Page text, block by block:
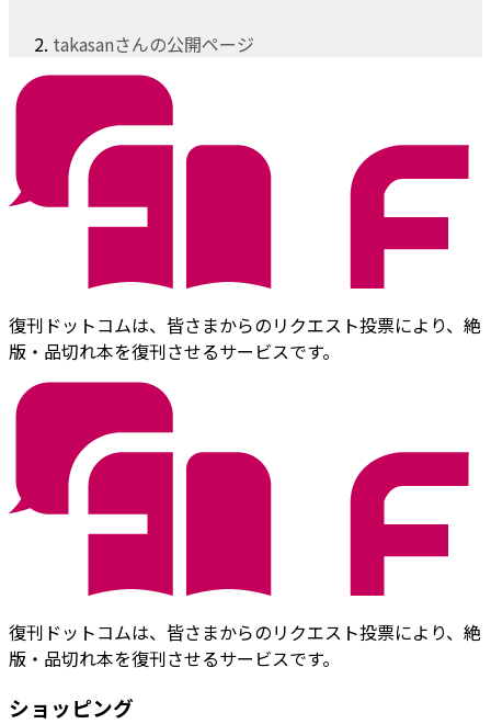
takasanさんの公開ページ
復刊ドットコムは、皆さまからのリクエスト投票により、絶
版・品切れ本を復刊させるサービスです。
復刊ドットコムは、皆さまからのリクエスト投票により、絶
版・品切れ本を復刊させるサービスです。
ショッピング